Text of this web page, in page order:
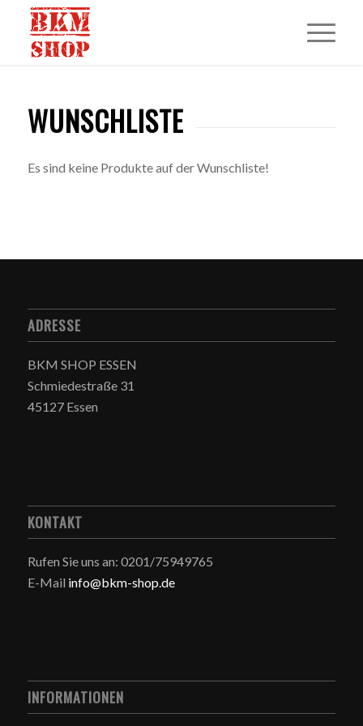
WUNSCHLISTE
Es sind keine Produkte auf der Wunschliste!
ADRESSE
BKM SHOP ESSEN
Schmiedestraße 31
45127 Essen
KONTAKT
Rufen Sie uns an: 0201/75949765
E-Mail info@bkm-shop.de
INFORMATIONEN